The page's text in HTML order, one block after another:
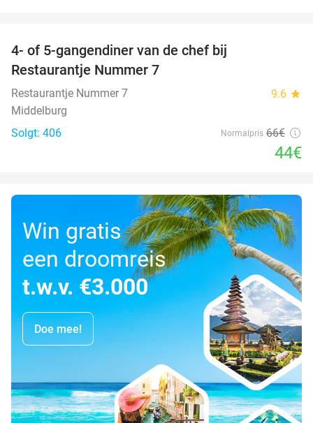
4- of 5-gangendiner van de chef bij
Restaurantje Nummer 7
Restaurantje Nummer 7 9.6 star
Middelburg
Solgt: 406
Normalpris 66€
44€
Win gratis
een droomreis
t.w.v. €3.000
Doe mee!